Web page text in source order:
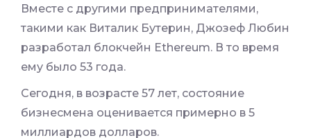
Вместе с другими предпринимателями,
такими как Виталик Бутерин, Джозеф Любин
разработал блокчейн Ethereum. В то время
ему было 53 года.
Сегодня, в возрасте 57 лет, состояние
бизнесмена оценивается примерно в 5
миллиардов долларов.